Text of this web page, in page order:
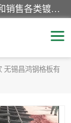
无锡昌鸿钢格板有限公司是专业生产和销售各类镀锌钢格板、镀锌钢格栅、不锈钢钢格及其相关产品的现代化企业。公司产品广泛运用于石油、化工、港口、电力、运输、造纸、医药、钢铁、食品、市政、房地产、制造业等各个领域。
无锡昌鸿钢格板有